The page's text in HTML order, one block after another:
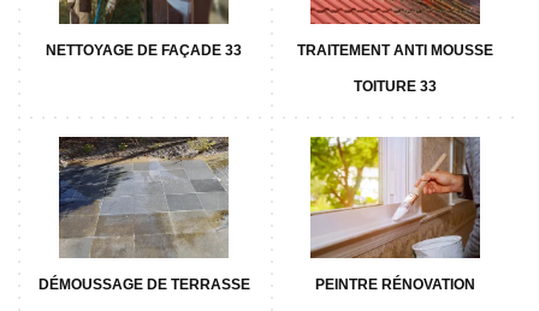
NETTOYAGE DE FAÇADE 33 TRAITEMENT ANTI MOUSSE
TOITURE 33
DÉMOUSSAGE DE TERRASSE PEINTRE RÉNOVATION